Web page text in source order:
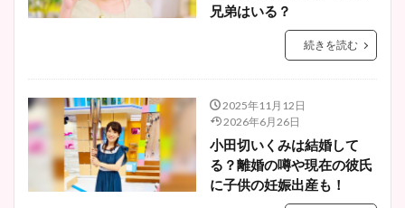
兄弟はいる？
続きを読む
2025年11月12日
2026年6月26日
小田切いくみは結婚して
る？離婚の噂や現在の彼氏
に子供の妊娠出産も！